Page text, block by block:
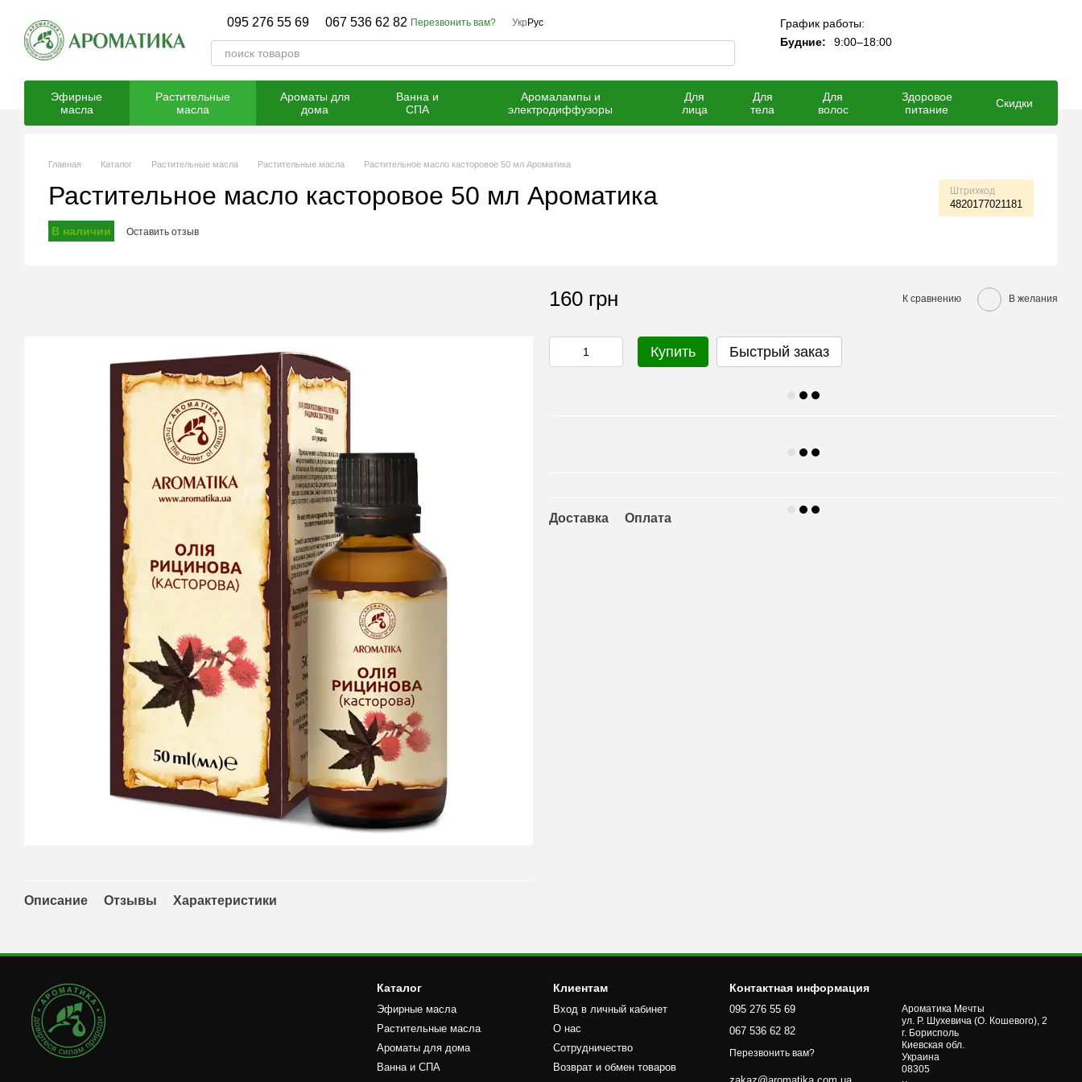
095 276 55 69 067 536 62 82 Перезвонить вам? Укр Рус
График работы:
Будние:
9:00–18:00
Эфирные
масла
Растительные
масла
Ароматы для
дома
Ванна и
СПА
Аромалампы и
электродиффузоры
Для
лица
Для
тела
Для
волос
Здоровое
питание
Скидки
Главная Каталог Растительные масла Растительные масла Растительное масло касторовое 50 мл Ароматика
Растительное масло касторовое 50 мл Ароматика Штрихкод
4820177021181
В наличии Оставить отзыв
Описание Отзывы Характеристики
160 грн К сравнению В желания
Купить Быстрый заказ
Доставка Оплата
Каталог
Эфирные масла
Растительные масла
Ароматы для дома
Ванна и СПА
Клиентам
Вход в личный кабинет
О нас
Сотрудничество
Возврат и обмен товаров
Контактная информация
095 276 55 69
067 536 62 82
Перезвонить вам?
Ароматика Мечты
ул. Р. Шухевича (О. Кошевого), 2
г. Бориcполь
Киевская обл.
Украина
08305